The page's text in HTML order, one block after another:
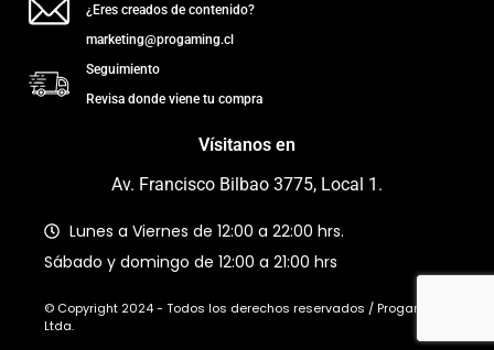
¿Eres creados de contenido?
marketing@progaming.cl
Seguimiento
Revisa donde viene tu compra
Vísitanos en
Av. Francisco Bilbao 3775, Local 1.
Lunes a Viernes de 12:00 a 22:00 hrs.
Sábado y domingo de 12:00 a 21:00 hrs
© Copyright 2024 - Todos los derechos reservados / Progaming
Ltda.